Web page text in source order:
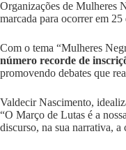
Organizações de Mulheres
marcada para ocorrer em
Com o tema “Mulheres
número recorde de
promovendo debates que
Valdecir Nascimento,
“O Março de Lutas é a
discurso, na sua narrativa,